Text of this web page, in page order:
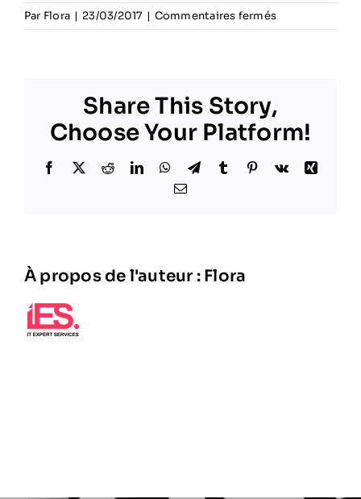
Par Flora | 23/03/2017 | Commentaires ferméssur
stade
Share This Story,
Choose Your Platform!
Facebook
X RedditLinkedInWhatsApp
TelegramTumblr Pinterest
Vk
Xing
Email
À propos de l'auteur : Flora